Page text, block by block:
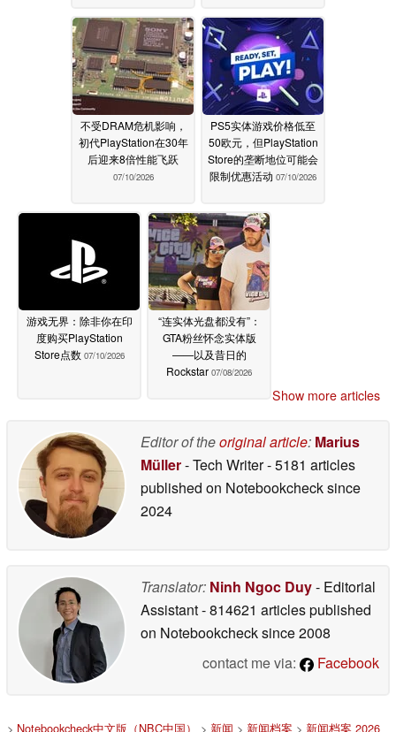
不受DRAM危机影响，
初代PlayStation在30年
后迎来8倍性能飞跃
07/10/2026
PS5实体游戏价格低至
50欧元，但PlayStation
Store的垄断地位可能会
限制优惠活动 07/10/2026
游戏无界：除非你在印
度购买PlayStation
Store点数 07/10/2026
“连实体光盘都没有”：
GTA粉丝怀念实体版
——以及昔日的
Rockstar 07/08/2026
Show more articles
Editor of theoriginal article: Marius
Müller- Tech Writer- 5181 articles
published on Notebookchecksince
2024
Translator: Ninh Ngoc Duy- Editorial
Assistant- 814621 articles published
on Notebookchecksince 2008
contact me via:
Facebook
> Notebookcheck中文版（NBC中国） > 新闻 > 新闻档案 > 新闻档案 2026